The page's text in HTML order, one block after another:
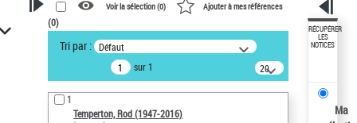
VOTRE RECHERCHE
Recherche avancée dans les
notices d’autorité
Œuvres liées à l'auteur :
Temperton, Rod (1947-2016)
Voir la sélection (0) Ajouter à mes références
(0)
Tri par : Défaut
sur 1
20
résultats/page
1
Temperton, Rod (1947-2016)
RÉCUPÉRER
LES
NOTICES
Ma